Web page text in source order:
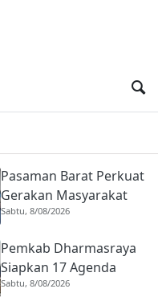
Pasaman Barat Perkuat
Gerakan Masyarakat
Hidup Sehat, Program
Fokus
Sabtu, 8/08/2026
Pemkab Dharmasraya
Siapkan 17 Agenda
Semarakkan HUT ke-81
Sabtu, 8/08/2026